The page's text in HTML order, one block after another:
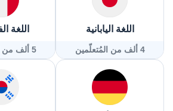
اللغة اليابانية
4 ألف من المُتعلّمين
اللغة
5 ألف من المُتعلّمين